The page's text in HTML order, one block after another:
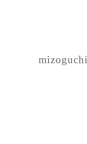
mizoguchi